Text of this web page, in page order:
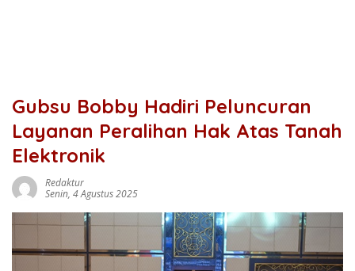
Gubsu Bobby Hadiri Peluncuran
Layanan Peralihan Hak Atas Tanah
Elektronik
Redaktur
Senin, 4 Agustus 2025